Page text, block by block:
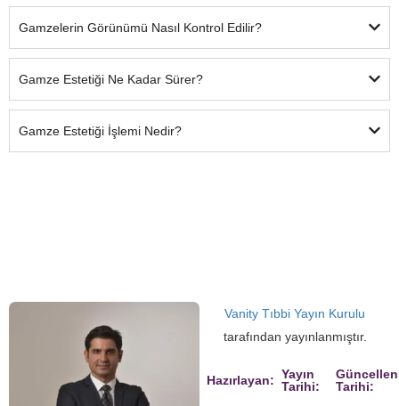
Gamzelerin Görünümü Nasıl Kontrol Edilir?
Gamze Estetiği Ne Kadar Sürer?
Gamze Estetiği İşlemi Nedir?
Vanity Tıbbi Yayın Kurulu
tarafından yayınlanmıştır.
Hazırlayan: Yayın
Tarihi:
Tarihi: